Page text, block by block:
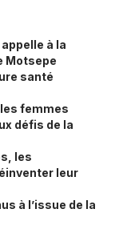
à la
Motsepe
santé
femmes
défis de la
les
leur
à l’issue de la